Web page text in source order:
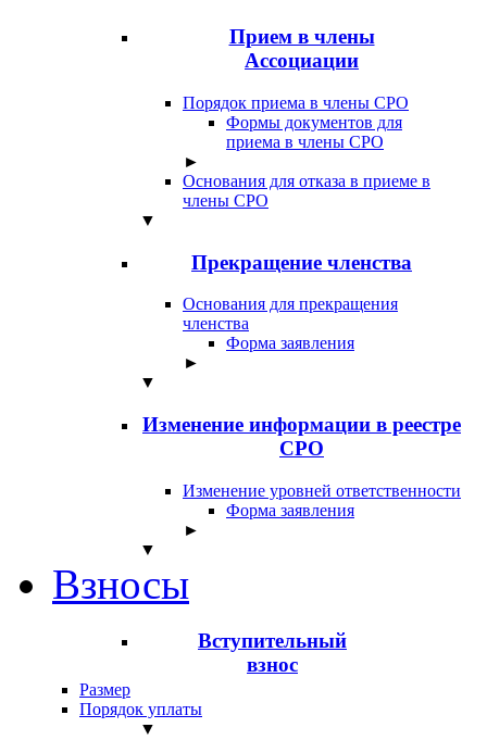
Прием в члены
Ассоциации
Порядок приема в члены СРО
Формы документов для
приема в члены СРО
►
Основания для отказа в приеме в
члены СРО
▼
Прекращение членства
Основания для прекращения
членства
Форма заявления
►
▼
Изменение информации в реестре
СРО
Изменение уровней ответственности
Форма заявления
►
▼
Взносы
Вступительный
взнос
Размер
Порядок уплаты
▼